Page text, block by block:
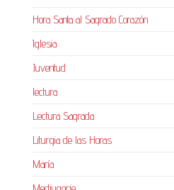
Hora Santa al Sagrado Corazón
Iglesia
Juventud
lectura
Lectura Sagrada
Liturgia de las Horas
María